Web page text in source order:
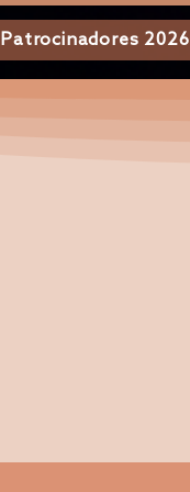
Patrocinadores 2026